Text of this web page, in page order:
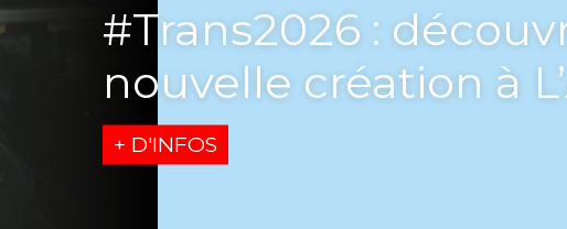
[Playlist] L’Ubu, Les
saison
+ D'INFOS